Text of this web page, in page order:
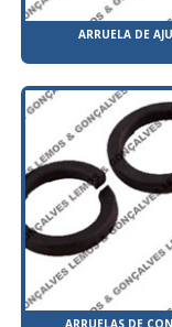
ARRUELA DE
ARRUELAS DE